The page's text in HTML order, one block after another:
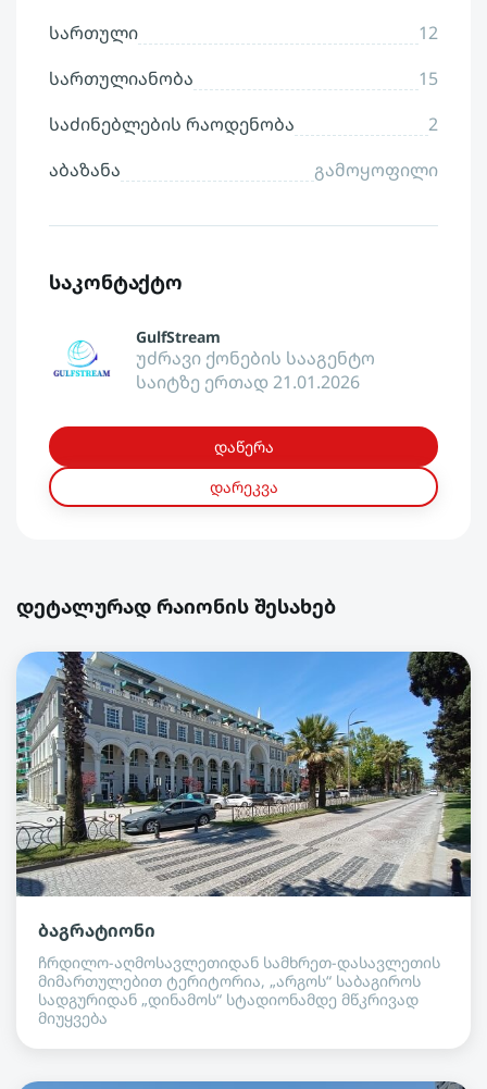
სართული
12
სართულიანობა
15
საძინებლების რაოდენობა
2
აბაზანა
გამოყოფილი
საკონტაქტო
GulfStream
უძრავი ქონების სააგენტო
საიტზე ერთად 21.01.2026
დაწერა
დარეკვა
დეტალურად რაიონის შესახებ
ბაგრატიონი
ჩრდილო-აღმოსავლეთიდან სამხრეთ-დასავლეთის
მიმართულებით ტერიტორია, „არგოს“ საბაგიროს
სადგურიდან „დინამოს“ სტადიონამდე მწკრივად
მიუყვება